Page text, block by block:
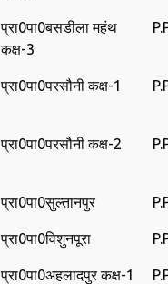
प्रा0पा0बसडीला महंथ
कक्ष-3
प्रा0पा0परसौनी कक्ष-1
प्रा0पा0परसौनी कक्ष-2
प्रा0पा0सुल्‍तानपुर
प्रा0पा0विशुनपूरा
प्रा0पा0अहलादपुर कक्ष-1